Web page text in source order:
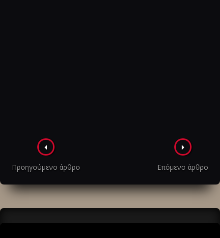
Πλοήγηση
στα
άρθρα
Προηγούμενο άρθρο Επόμενο άρθρο